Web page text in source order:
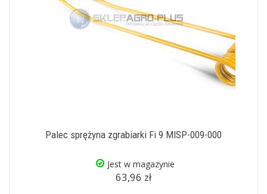
Palec sprężyna zgrabiarki Fi 9 MISP-009-000
Jest w magazynie
63,96 zł